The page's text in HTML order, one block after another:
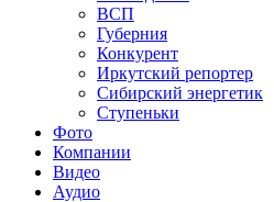
ВСП
Губерния
Конкурент
Иркутский репортер
Сибирский энергетик
Ступеньки
Фото
Компании
Видео
Аудио